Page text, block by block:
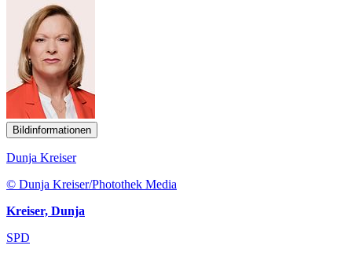
Bildinformationen
Dunja Kreiser
© Dunja Kreiser/Photothek Media
Kreiser, Dunja
SPD